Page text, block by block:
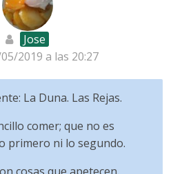
Jose
2019 a las 20:27
La Duna. Las Rejas.
comer; que no es
primero ni lo segundo.